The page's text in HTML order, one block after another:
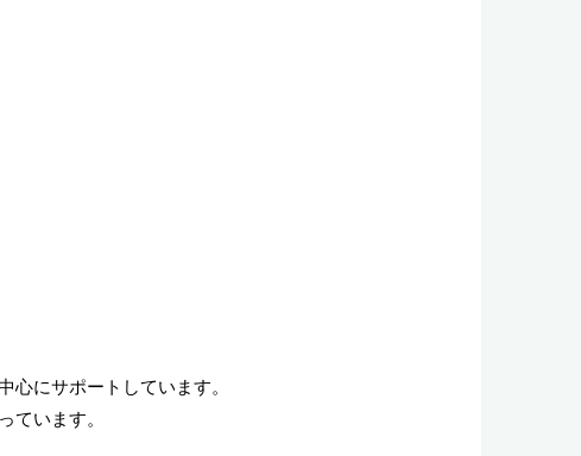
にサポートしています。
います。